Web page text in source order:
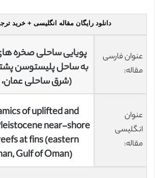
دانلود رایگان مقاله انگلیسی + خرید
عنوان فارسی
مقاله:
پویایی ساحلی صخره
به ساحل پلیستوسن
(شرق ساحلی
عنوان
انگلیسی
مقاله:
of uplifted and
near-shore
at fins (eastern
Gulf of Oman)